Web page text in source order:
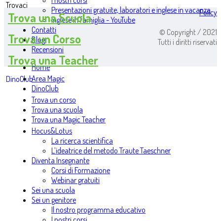
Presentazioni gratuite, laboratori e inglese in vacanza
Inglese in famiglia - YouTube
Contatti
Blog
Recensioni
Home
Area Magic
DinoClub
Trova un corso
Trova una scuola
Trova una Magic Teacher
Hocus&Lotus
La ricerca scientifica
L’ideatrice del metodo Traute Taeschner
Diventa Insegnante
Corsi di Formazione
Webinar gratuiti
Sei una scuola
Sei un genitore
Il nostro programma educativo
Trovaci
Trova una Scuola
Trova un Corso
Trova una Teacher
DinoClub
Policy
© Copyright / 2021
Tutti i diritti riservati